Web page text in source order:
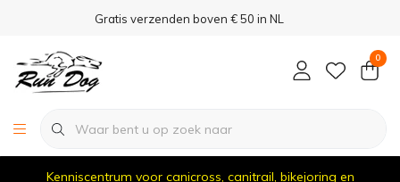
Gratis verzenden boven € 50 in NL
0
Kenniscentrum voor canicross, canitrail, bikejoring en